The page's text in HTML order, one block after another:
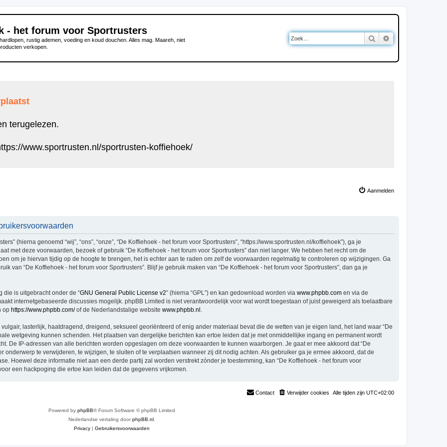
- het forum voor Sportrusters
rustig ademen, voeding en koud douchen. Alles mag. Maareh, niet
verkopen.
Zoek
terugelezen.
www.sportrusten.nl/sportrusten-koffiehoek/
Aanmelden
(hierna genoemd “wij”, “ons”, “onze”, “De Koffiehoek - het forum voor Sportrusters”, “https://www.sportrusten.nl/koffiehoek”), ga je
met deze voorwaarden, bezoek of gebruik “De Koffiehoek - het forum voor Sportrusters” dan niet langer. We hebben het recht om de
om je hiervan tijdig op de hoogte te brengen, het is echter aan te raden om zelf de voorwaarden regelmatig te controleren op wijzigingen. Ga
van “De Koffiehoek - het forum voor Sportrusters”. Blijf je gebruik maken van “De Koffiehoek - het forum voor Sportrusters”, dan ga je
die is uitgebracht onder de “GNU General Public License v2” (hierna “GPL”) en kan gedownload worden via www.phpbb.com en via de
internetgebaseerde discussies mogelijk. phpBB Limited is niet verantwoordelijk voor wat wordt toegestaan of juist geweigerd als toelaatbare
op https://www.phpbb.com/of de Nederlandstalige website www.phpbb.nl
lasterlijk, haatdragend, dreigend, seksueel georiënteerd of enig ander materiaal bevat die de wetten van je eigen land, het land waar “De
wetgeving kunnen schenden. Het plaatsen van dergelijke berichten kan ertoe leiden dat je met onmiddellijke ingang en permanent wordt
De IP-adressen van alle berichten worden opgeslagen om deze voorwaarden te kunnen waarborgen. Je gaat er mee akkoord dat “De
onderwerp te verwijderen, te wijzigen, te sluiten of te verplaatsen wanneer zij dit nodig achten. Als gebruiker ga je ermee akkoord, dat de
Hoewel deze informatie niet aan een derde partij zal worden verstrekt zónder je toestemming, kan “De Koffiehoek - het forum voor
een hackpoging die ertoe kan leiden dat de gegevens vrijkomen.
Alle tijden zijn UTC+02:00
Verwijder cookies
Contact
Powered by phpBB® Forum Software © phpBB Limited
Nederlandse vertaling doorphpBB.nl
Privacy | Gebruikersvoorwaarden